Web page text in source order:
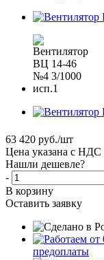
63 420 руб./шт
Цена указана с НДС
Нашли дешевле?
-
В корзину
Оставить заявку
предоплаты